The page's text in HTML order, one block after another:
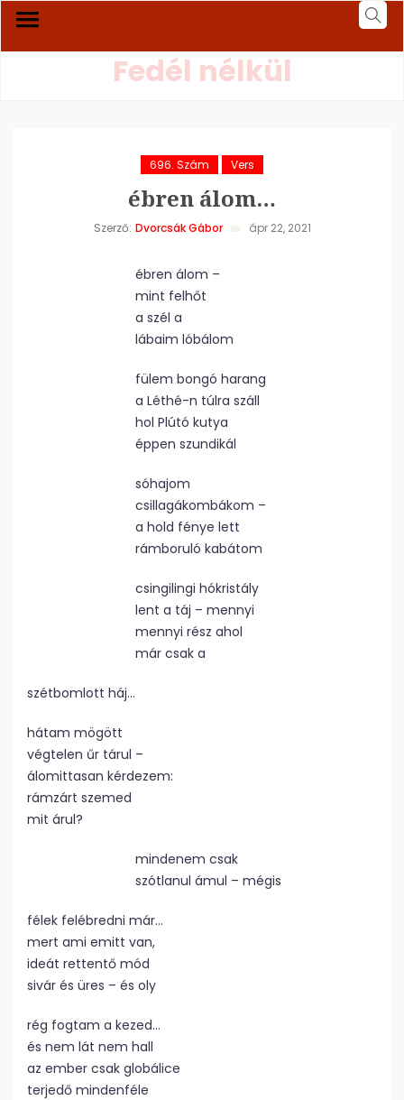
Fedél nélkül
696. Szám Vers
ébren álom…
Szerző: Dvorcsák Gábor ápr 22, 2021
ébren álom –
mint felhőt
a szél a
lábaim lóbálom
fülem bongó harang
a Léthé-n túlra száll
hol Plútó kutya
éppen szundikál
sóhajom
csillagákombákom –
a hold fénye lett
rámboruló kabátom
csingilingi hókristály
lent a táj – mennyi
mennyi rész ahol
már csak a
szétbomlott háj…
hátam mögött
végtelen űr tárul –
álomittasan kérdezem:
rámzárt szemed
mit árul?
mindenem csak
szótlanul ámul – mégis
félek felébredni már…
mert ami emitt van,
ideát rettentő mód
sivár és üres – és oly
rég fogtam a kezed…
és nem lát nem hall
az ember csak globálice
terjedő mindenféle